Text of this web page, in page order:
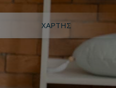
ΧΆΡΤΗΣ